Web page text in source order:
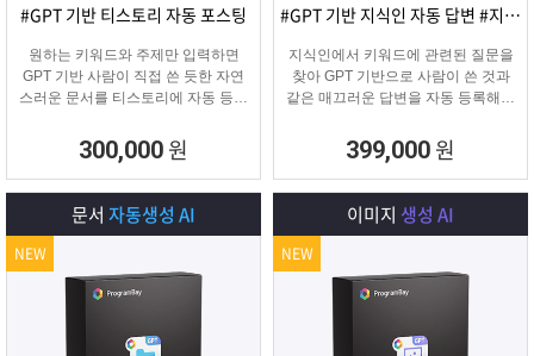
#GPT 기반 티스토리 자동 포스팅
원하는 키워드와 주제만 입력하면
GPT 기반 사람이 직접 쓴 듯한 자연
스러운 문서를 티스토리에 자동 등록
티스토리 육성용, 콘텐츠 마케터, 업
체 홍보에 적합한 마케팅 프로그램
입니다.
300,000 원
#GPT 기반 지식인 자동 답변 #지식인마케팅
지식인에서 키워드에 관련된 질문을
찾아 GPT 기반으로 사람이 쓴 것과
같은 매끄러운 답변을 자동 등록해주
399,000 원
문서 자동생성 AI
NEW
이미지 생성 AI
NEW